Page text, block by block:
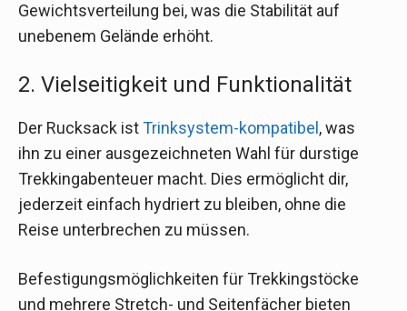
Gewichtsverteilung bei, was die Stabilität auf
unebenem Gelände erhöht.
2. Vielseitigkeit und Funktionalität
Der Rucksack istTrinksystem-kompatibel , was
ihn zu einer ausgezeichneten Wahl für durstige
Trekkingabenteuer macht. Dies ermöglicht dir,
jederzeit einfach hydriert zu bleiben, ohne die
Reise unterbrechen zu müssen.
Befestigungsmöglichkeiten für Trekkingstöcke
und mehrere Stretch- und Seitenfächer bieten